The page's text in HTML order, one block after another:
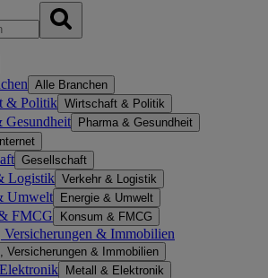
Alle Branchen
& Politik Wirtschaft & Politik
Gesundheit Pharma & Gesundheit
Internet
Gesellschaft
Logistik Verkehr & Logistik
Umwelt Energie & Umwelt
FMCG Konsum & FMCG
Versicherungen & Immobilien
Versicherungen & Immobilien
Metall & Elektronik